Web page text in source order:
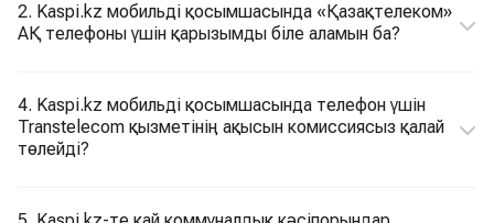
2. Kaspi.kz мобильді қосымшасында «Қазақтелеком»
АҚ телефоны үшін қарызымды біле аламын ба?
4. Kaspi.kz мобильді қосымшасында телефон үшін
Transtelecom қызметінің ақысын комиссиясыз қалай
төлейді?